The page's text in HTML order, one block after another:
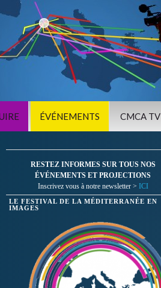
ÉVÉNEMENTS CMCA TV
RESTEZ INFORMES SUR TOUS NOS
ÉVÉNEMENTS ET PROJECTIONS
Inscrivez vous à notre newsletter > ICI
LE FESTIVAL DE LA MÉDITERRANÉE EN
IMAGES